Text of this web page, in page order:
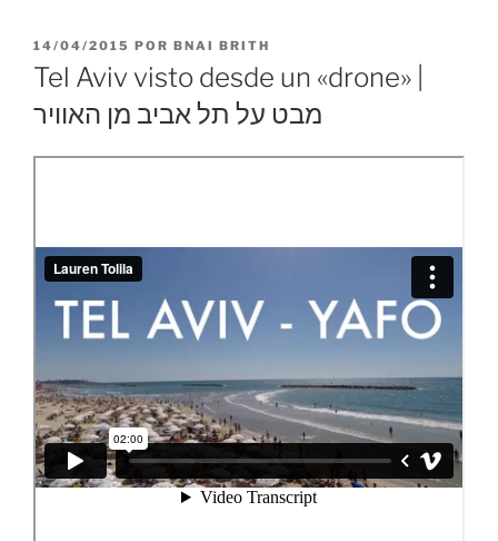
PUBLICADO
EL
14/04/2015 POR BNAI BRITH
Tel Aviv visto desde un «drone» |
מבט על תל אביב מן האוויר